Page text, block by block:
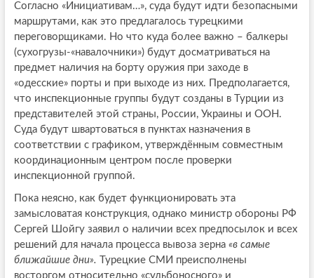
Согласно «Инициативам…», суда будут идти безопасными
маршрутами, как это предлагалось турецкими
переговорщиками. Но что куда более важно – балкеры
(сухогрузы-«навалочники») будут досматриваться на
предмет наличия на борту оружия при заходе в
«одесские» порты и при выходе из них. Предполагается,
что инспекционные группы будут созданы в Турции из
представителей этой страны, России, Украины и ООН.
Суда будут швартоваться в пунктах назначения в
соответствии с графиком, утверждённым совместным
координационным центром после проверки
инспекционной группой.
Пока неясно, как будет функционировать эта
замысловатая конструкция, однако министр обороны РФ
Сергей Шойгу заявил о наличии всех предпосылок и всех
решений для начала процесса вывоза зерна «в самые
ближайшие дни».
Турецкие СМИ преисполнены
восторгом относительно «судьбоносного» и